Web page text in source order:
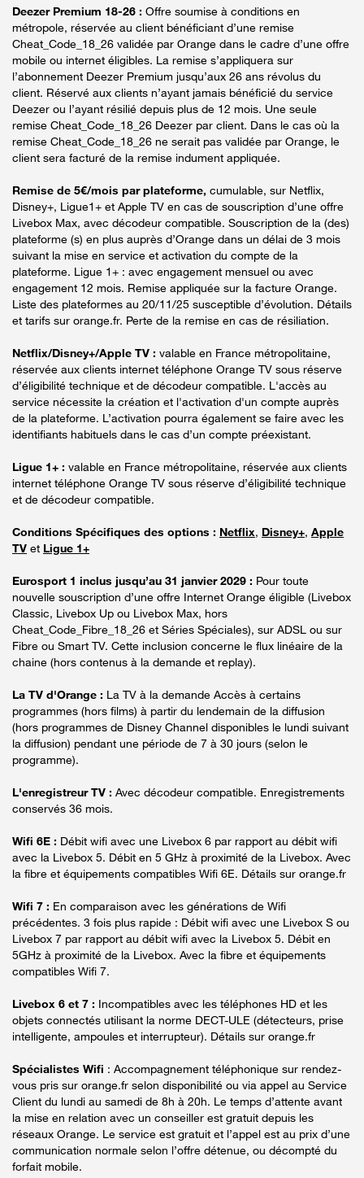
Deezer Premium 18-26 : Offre soumise à conditions en
métropole, réservée au client bénéficiant d’une remise
Cheat_Code_18_26 validée par Orange dans le cadre d’une offre
mobile ou internet éligibles. La remise s’appliquera sur
l’abonnement Deezer Premium jusqu’aux 26 ans révolus du
client. Réservé aux clients n’ayant jamais bénéficié du service
Deezer ou l’ayant résilié depuis plus de 12 mois. Une seule
remise Cheat_Code_18_26 Deezer par client. Dans le cas où la
remise Cheat_Code_18_26 ne serait pas validée par Orange, le
client sera facturé de la remise indument appliquée.
Remise de 5€/mois par plateforme, cumulable, sur Netflix,
Disney+, Ligue1+ et Apple TV en cas de souscription d’une offre
Livebox Max, avec décodeur compatible. Souscription de la (des)
plateforme (s) en plus auprès d’Orange dans un délai de 3 mois
suivant la mise en service et activation du compte de la
plateforme. Ligue 1+ : avec engagement mensuel ou avec
engagement 12 mois. Remise appliquée sur la facture Orange.
Liste des plateformes au 20/11/25 susceptible d’évolution. Détails
et tarifs sur orange.fr. Perte de la remise en cas de résiliation.
Netflix/Disney+/Apple TV : valable en France métropolitaine,
réservée aux clients internet téléphone Orange TV sous réserve
d’éligibilité technique et de décodeur compatible. L'accès au
service nécessite la création et l'activation d'un compte auprès
de la plateforme. L’activation pourra également se faire avec les
identifiants habituels dans le cas d’un compte préexistant.
Ligue 1+ : valable en France métropolitaine, réservée aux clients
internet téléphone Orange TV sous réserve d’éligibilité technique
et de décodeur compatible.
Conditions Spécifiques des options : Netflix, Disney+, Apple
TV et Ligue 1+
Eurosport 1 inclus jusqu’au 31 janvier 2029 : Pour toute
nouvelle souscription d’une offre Internet Orange éligible (Livebox
Classic, Livebox Up ou Livebox Max, hors
Cheat_Code_Fibre_18_26 et Séries Spéciales), sur ADSL ou sur
Fibre ou Smart TV. Cette inclusion concerne le flux linéaire de la
chaine (hors contenus à la demande et replay).
La TV d'Orange : La TV à la demande Accès à certains
programmes (hors films) à partir du lendemain de la diffusion
(hors programmes de Disney Channel disponibles le lundi suivant
la diffusion) pendant une période de 7 à 30 jours (selon le
programme).
L'enregistreur TV : Avec décodeur compatible. Enregistrements
conservés 36 mois.
Wifi 6E : Débit wifi avec une Livebox 6 par rapport au débit wifi
avec la Livebox 5. Débit en 5 GHz à proximité de la Livebox. Avec
la fibre et équipements compatibles Wifi 6E. Détails sur orange.fr
Wifi 7 : En comparaison avec les générations de Wifi
précédentes. 3 fois plus rapide : Débit wifi avec une Livebox S ou
Livebox 7 par rapport au débit wifi avec la Livebox 5. Débit en
5GHz à proximité de la Livebox. Avec la fibre et équipements
compatibles Wifi 7.
Livebox 6 et 7 : Incompatibles avec les téléphones HD et les
objets connectés utilisant la norme DECT-ULE (détecteurs, prise
intelligente, ampoules et interrupteur). Détails sur orange.fr
Spécialistes Wifi : Accompagnement téléphonique sur rendez-
vous pris sur orange.fr selon disponibilité ou via appel au Service
Client du lundi au samedi de 8h à 20h. Le temps d’attente avant
la mise en relation avec un conseiller est gratuit depuis les
réseaux Orange. Le service est gratuit et l’appel est au prix d’une
communication normale selon l’offre détenue, ou décompté du
forfait mobile.